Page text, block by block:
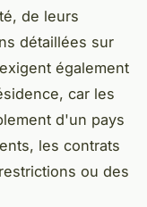
de leurs
détaillées sur
également
car les
d'un pays
les contrats
ou des